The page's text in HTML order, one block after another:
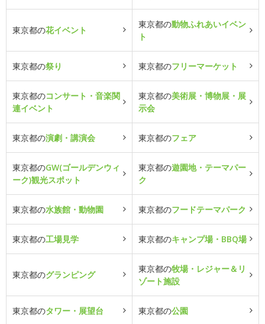
東京都の花イベント
東京都の動物ふれあいイベン
ト
東京都の祭り 東京都のフリーマーケット
東京都のコンサート・音楽関
連イベント
東京都の美術展・博物展・展
示会
東京都の演劇・講演会 東京都のフェア
東京都のGW(ゴールデンウィ
ーク)観光スポット
東京都の遊園地・テーマパー
ク
東京都の水族館・動物園 東京都のフードテーマパーク
東京都の工場見学 東京都のキャンプ場・BBQ場
東京都のグランピング
東京都の牧場・レジャー＆リ
ゾート施設
東京都のタワー・展望台 東京都の公園